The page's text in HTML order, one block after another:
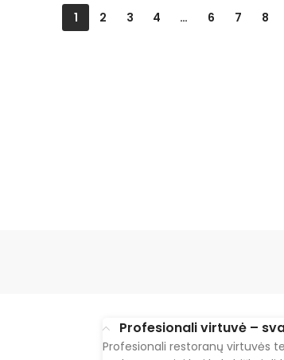
1 2 3 4 … 6 7 8
Profesionali virtuvė –
Profesionali restoranų virtuvės